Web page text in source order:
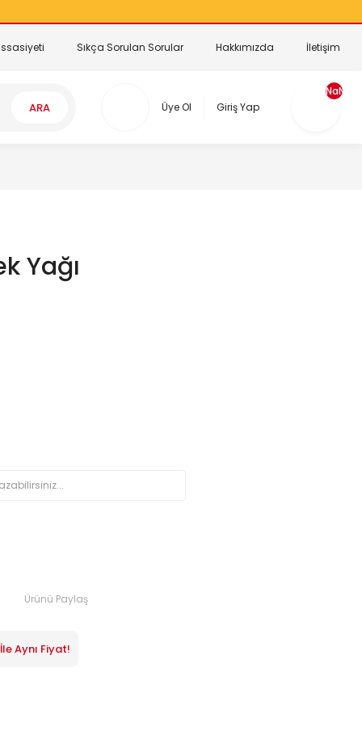
Sıkça Sorulan Sorular Hakkımızda İletişim
ARA Üye Ol Giriş Yap
NaN
Yağı
Ürünü Paylaş
Aynı Fiyat!